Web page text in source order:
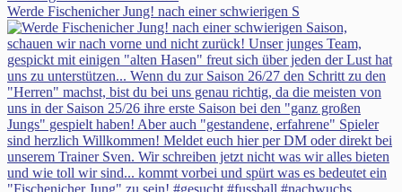
Werde Fischenicher Jung! nach einer schwierigen S